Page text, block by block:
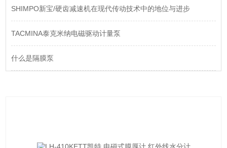
SHIMPO新宝/硬齿减速机在现代传动技术中的地位与进步
TACMINA泰克米纳电磁驱动计量泵
什么是隔膜泵